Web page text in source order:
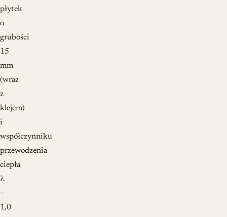
płytek
o
grubości
15
mm
(wraz
z
klejem)
i
współczynniku
przewodzenia
ciepła
λ
=
1,0